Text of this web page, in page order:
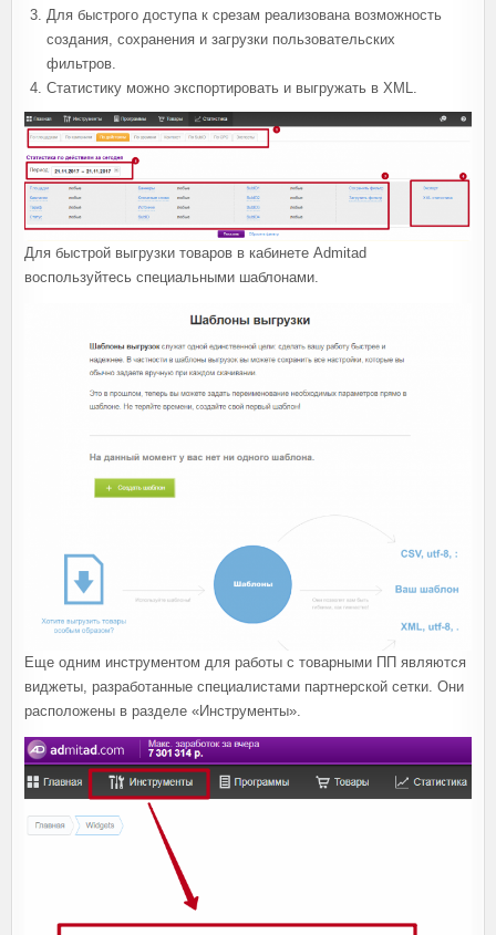
Для быстрого доступа к срезам реализована возможность
создания, сохранения и загрузки пользовательских
фильтров.
Статистику можно экспортировать и выгружать в XML.
Для быстрой выгрузки товаров в кабинете Admitad
воспользуйтесь специальными шаблонами.
Еще одним инструментом для работы с товарными ПП являются
виджеты, разработанные специалистами партнерской сетки. Они
расположены в разделе «Инструменты».